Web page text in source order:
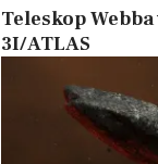
Teleskop
3I/ATLAS